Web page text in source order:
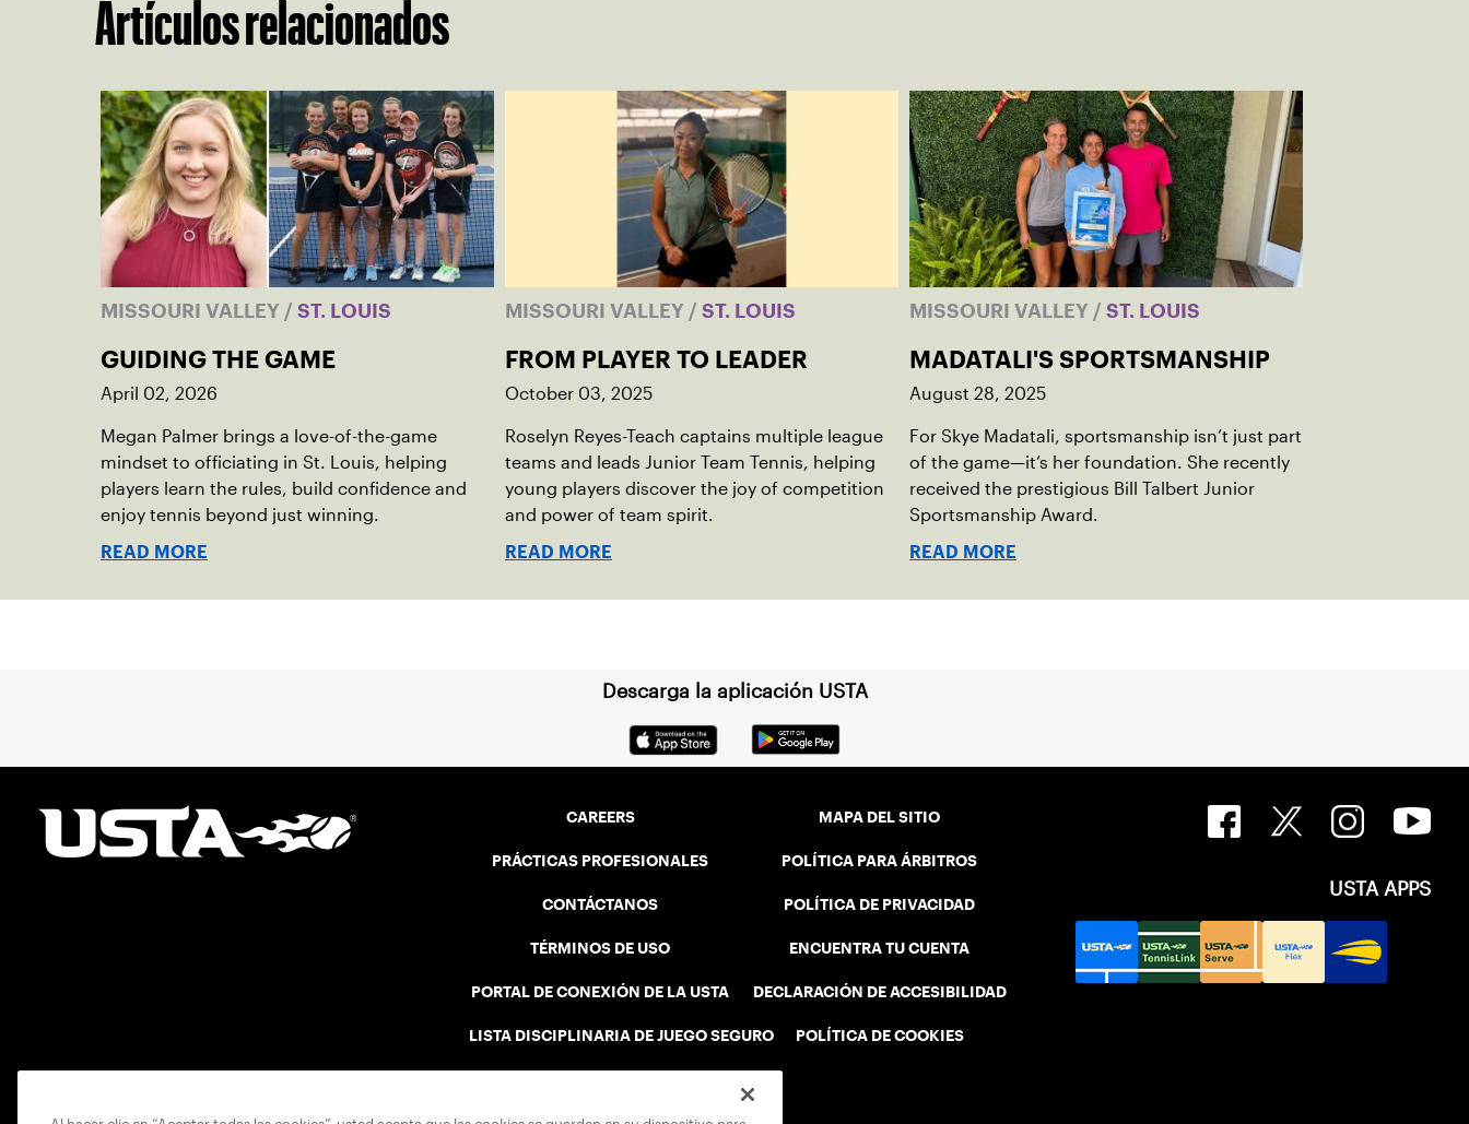
Artículos relacionados
MISSOURI VALLEY / ST. LOUIS
GUIDING THE GAME
April 02, 2026
Megan Palmer brings a love-of-the-game
mindset to officiating in St. Louis, helping
players learn the rules, build confidence and
enjoy tennis beyond just winning.
READ MORE
MISSOURI VALLEY / ST. LOUIS
FROM PLAYER TO LEADER
October 03, 2025
Roselyn Reyes-Teach captains multiple league
teams and leads Junior Team Tennis, helping
young players discover the joy of competition
and power of team spirit.
READ MORE
MISSOURI VALLEY / ST. LOUIS
MADATALI'S SPORTSMANSHIP
August 28, 2025
For Skye Madatali, sportsmanship isn’t just part
of the game—it’s her foundation. She recently
received the prestigious Bill Talbert Junior
Sportsmanship Award.
READ MORE
Descarga la aplicación USTA
CAREERS
PRÁCTICAS PROFESIONALES
CONTÁCTANOS
TÉRMINOS DE USO
PORTAL DE CONEXIÓN DE LA USTA
LISTA DISCIPLINARIA DE JUEGO SEGURO
MAPA DEL SITIO
POLÍTICA PARA ÁRBITROS
POLÍTICA DE PRIVACIDAD
ENCUENTRA TU CUENTA
DECLARACIÓN DE ACCESIBILIDAD
POLÍTICA DE COOKIES
USTA APPS